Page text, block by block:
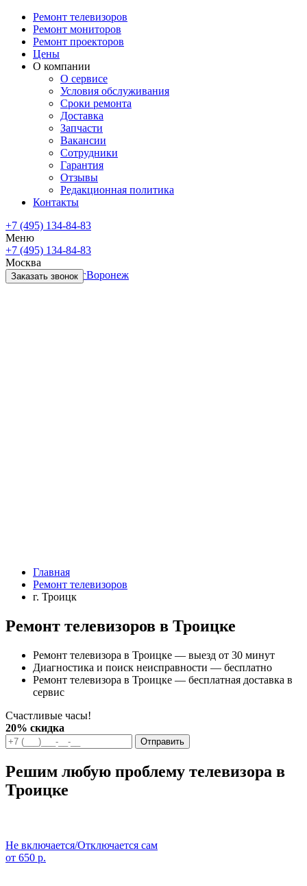
Ремонт телевизоров
Ремонт мониторов
Ремонт проекторов
Цены
О компании
О сервисе
Условия обслуживания
Сроки ремонта
Доставка
Запчасти
Вакансии
Сотрудники
Гарантия
Отзывы
Редакционная политика
Контакты
+7 (495) 134-84-83
Меню
+7 (495) 134-84-83
Москва
Санкт-ПетербургВоронеж
Заказать звонок
Главная
Ремонт телевизоров
г. Троицк
Ремонт телевизоров в Троицке
Ремонт телевизора в Троицке — выезд от 30 минут
Диагностика и поиск неисправности — бесплатно
Ремонт телевизора в Троицке — бесплатная доставка в
сервис
Счастливые часы!
20% скидка
Отправить
Решим любую проблему телевизора в
Троицке
Не включается/Отключается сам
от 650 р.